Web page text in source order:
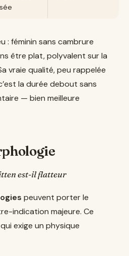
: féminin sans cambrure
être plat, polyvalent sur la
vraie qualité, peu rappelée
la durée debout sans
— bien meilleure
est-il flatteur
peuvent porter le
indication majeure. Ce
exige un physique